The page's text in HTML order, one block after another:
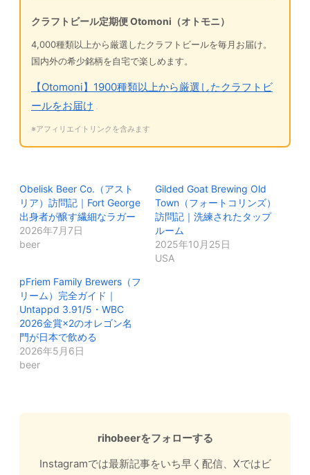
クラフトビール定期便 Otomoni（オトモニ）
4,000種類以上から厳選したクラフトビールを毎月お届け。
国内外の希少銘柄を自宅で楽しめます。
【Otomoni】1900種類以上から厳選したクラフトビ
ールをお届け
※アフィリエイトリンクを含みます
Obelisk Beer Co.（アスト
リア）訪問記｜Fort George
出身者が醸す繊細なラガー
2026年7月7日
beer
Gilded Goat Brewing Old
Town（フォートコリンズ）
訪問記｜洗練されたタップ
ルーム
2025年10月25日
USA
pFriem Family Brewers（フ
リーム）完全ガイド｜
Untappd 3.91/5・WBC
2026金賞×2のオレゴン名
門が日本で飲める
2026年5月6日
beer
rihobeerをフォローする
Instagramでは最新記事をいち早く配信、Xではビ